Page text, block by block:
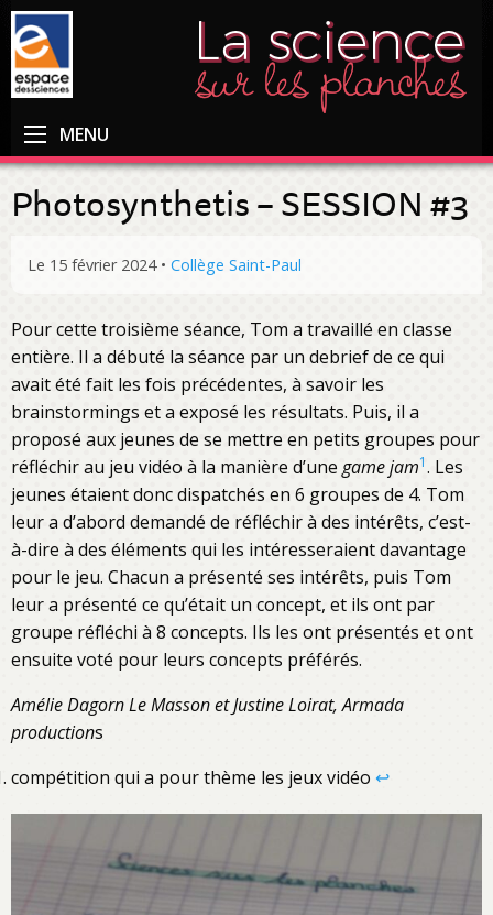
MENU
Photosynthetis – SESSION #3
Le 15 février 2024 • Collège Saint-Paul
Pour cette troisième séance, Tom a travaillé en classe
entière. Il a débuté la séance par un debrief de ce qui
avait été fait les fois précédentes, à savoir les
brainstormings et a exposé les résultats. Puis, il a
proposé aux jeunes de se mettre en petits groupes pour
réfléchir au jeu vidéo à la manière d’une game jam1. Les
jeunes étaient donc dispatchés en 6 groupes de 4. Tom
leur a d’abord demandé de réfléchir à des intérêts, c’est-
à-dire à des éléments qui les intéresseraient davantage
pour le jeu. Chacun a présenté ses intérêts, puis Tom
leur a présenté ce qu’était un concept, et ils ont par
groupe réfléchi à 8 concepts. Ils les ont présentés et ont
ensuite voté pour leurs concepts préférés.
Amélie Dagorn Le Masson et Justine Loirat, Armada
productions
compétition qui a pour thème les jeux vidéo ↩︎